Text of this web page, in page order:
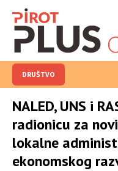
DRUŠTVO
NALED, UNS i
radionicu za
lokalne
ekonomskog